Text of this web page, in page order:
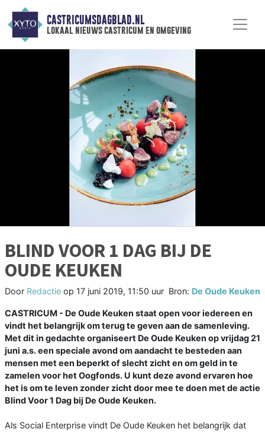
CASTRICUMSDAGBLAD.NL
lokaal nieuws castricum en omgeving
BLIND VOOR 1 DAG BIJ DE
OUDE KEUKEN
Door Redactie op 17 juni 2019, 11:50 uur Bron: De Oude Keuken
CASTRICUM - De Oude Keuken staat open voor iedereen en
vindt het belangrijk om terug te geven aan de samenleving.
Met dit in gedachte organiseert De Oude Keuken op vrijdag 21
juni a.s. een speciale avond om aandacht te besteden aan
mensen met een beperkt of slecht zicht en om geld in te
zamelen voor het Oogfonds. U kunt deze avond ervaren hoe
het is om te leven zonder zicht door mee te doen met de actie
Blind Voor 1 Dag bij De Oude Keuken.
Als Social Enterprise vindt De Oude Keuken het belangrijk dat